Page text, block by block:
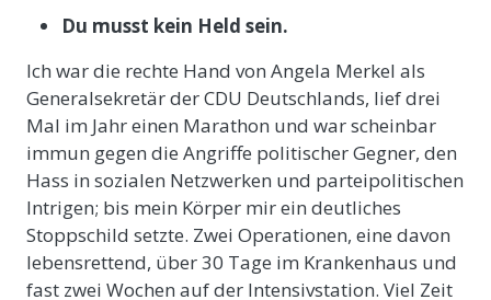
Du musst kein Held sein.
Ich war die rechte Hand von Angela Merkel als
Generalsekretär der CDU Deutschlands, lief drei
Mal im Jahr einen Marathon und war scheinbar
immun gegen die Angriffe politischer Gegner, den
Hass in sozialen Netzwerken und parteipolitischen
Intrigen; bis mein Körper mir ein deutliches
Stoppschild setzte. Zwei Operationen, eine davon
lebensrettend, über 30 Tage im Krankenhaus und
fast zwei Wochen auf der Intensivstation. Viel Zeit